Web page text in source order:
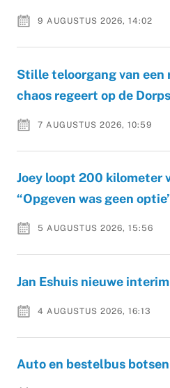
9 AUGUSTUS 2026, 14:02
Stille teloorgang van een
chaos regeert op de
7 AUGUSTUS 2026, 10:59
Joey loopt 200 kilometer
“Opgeven was geen
5 AUGUSTUS 2026, 15:56
Jan Eshuis nieuwe
4 AUGUSTUS 2026, 16:13
Auto en bestelbus